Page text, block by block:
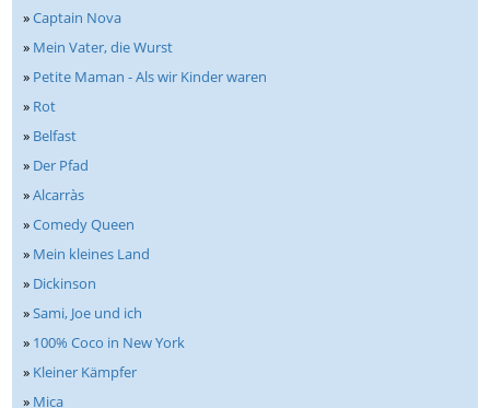
»Captain Nova
» Mein Vater, die Wurst
» Petite Maman - Als wir Kinder waren
» Rot
» Belfast
» Der Pfad
»Alcarràs
»Comedy Queen
» Mein kleines Land
» Dickinson
»Sami, Joe und ich
» 100% Coco in New York
» Kleiner Kämpfer
» Mica